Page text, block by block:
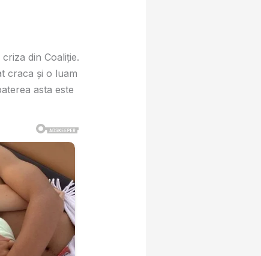
din Coaliție.
craca și o luam
asta este